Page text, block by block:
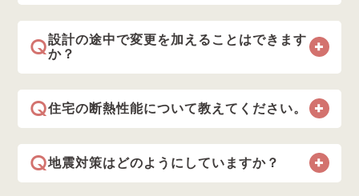
Q設計の途中で変更を加えることはできます
か？
Q住宅の断熱性能について教えてください。
Q地震対策はどのようにしていますか？